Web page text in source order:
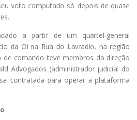
voto computado só depois de quase
a partir de um quartel-general
da Oi na Rua do Lavradio, na região
de comando teve membros da direção
Advogados (administrador judicial do
contratada para operar a plataforma